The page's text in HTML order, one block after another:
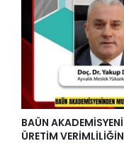
BAÜN
ÜRETİM